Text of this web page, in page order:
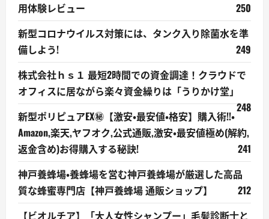
用体験レビュー
250
新型コロナウイルス対策には、タンク入り除菌水を準
備しよう!
249
株式会社ｈｓ１ 最短2時間での資金調達！クラウドで
オフィスに居ながら楽々資金繰りは「うりかけ堂」
248
新型ポリピュアEX㊙【激安・最安値・格安】購入術!!・
Amazon,楽天,ヤフオク,公式通販,激安・最安値極め(解約,
返金含め)お得購入する秘訣!
241
神戸養蜂場・養蜂場を営む神戸養蜂場が厳選した高品
質な蜂蜜専門店【神戸養蜂場 通販ショップ】
212
【ビオルチア】「大人女性シャンプー」毛髪診断士と